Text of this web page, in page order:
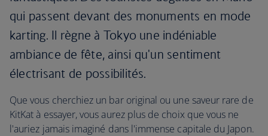
qui passent devant des monuments en mode
karting. Il règne à Tokyo une indéniable
ambiance de fête, ainsi qu'un sentiment
électrisant de possibilités.
Que vous cherchiez un bar original ou une saveur rare de
KitKat à essayer, vous aurez plus de choix que vous ne
l'auriez jamais imaginé dans l'immense capitale du Japon.